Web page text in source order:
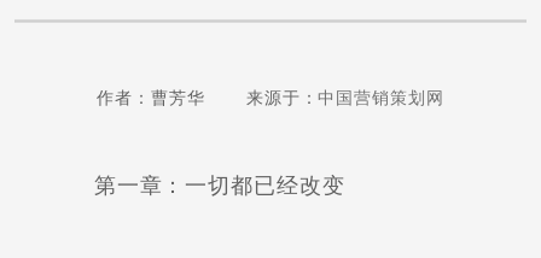
作者：曹芳华 来源于：中国营销策划网
第一章：一切都已经改变